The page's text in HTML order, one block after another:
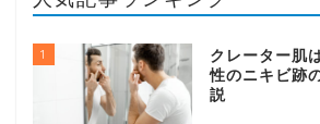
1
クレーター肌
性のニキビ跡
説